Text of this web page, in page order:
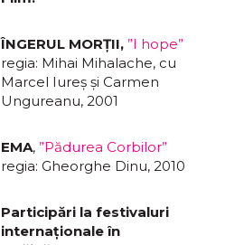
ÎNGERUL MORŢII, ”I hope”
regia: Mihai Mihalache, cu
Marcel Iureş şi Carmen
Ungureanu, 2001
EMA, ”Pădurea Corbilor”
regia: Gheorghe Dinu, 2010
Participări la festivaluri
internaţionale în